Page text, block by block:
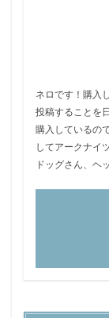
ネロです！購入
投稿することを
購入しているの
してアークナイ
ドッグさん、ヘ